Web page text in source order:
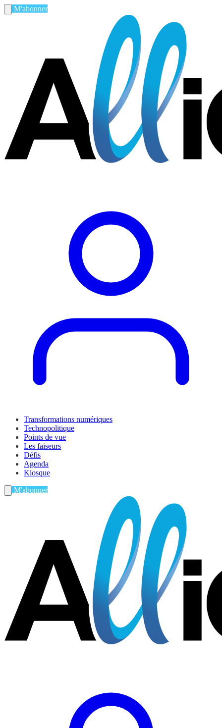
M'abonner
Transformations numériques
Technopolitique
Points de vue
Les faiseurs
Défis
Agenda
Kiosque
M'abonner